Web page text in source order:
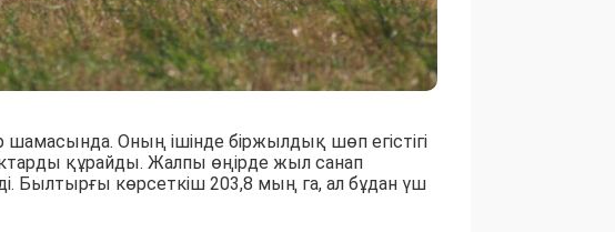
Оның ішінде біржылдық шөп егістігі
құрайды. Жалпы өңірде жыл санап
Былтырғы көрсеткіш 203,8 мың га, ал бұдан үш